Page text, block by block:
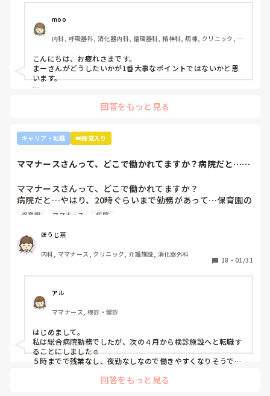
い』『一人を持って看護のつながりを持って』ということで
受け持ち1人になりました。
複数受け持ちに戻るよう、1ヶ月間1年目のように勉強したり
と業務に臨んできました。
そして最近師長さんに『君は病棟勤務よりも外来とか健診セ
ンターとかのほうがいいのでは？ウチの部署もスタッフが足
りないから育てる余裕が足りない。前向きに捉えて看護師は
いろんな働き方あるよ』と部署は決まってませんが、異動確
り、看護のつながりが無かったことは自分でも反省していま
すし、今後成長させていきたいなと思っています。
いないです。
るかな？』『自分ならそこまでされたら辞めるよ』とのこ
と。
師長さんの言ってることも確かに理解できますが
てないですし、病棟での臨床経験を積んで学んでいきたいと
気持ちがあります。
・転職する
moo
内科, 呼吸器科, 消化器内科, 循環器科, 精神科, 病棟, クリニック, リ
こんにちは、お疲れさまです。
まーさんがどうしたいかが1番大事なポイントではないかと思
います。
アややることが多くて忙しくても、人間関係は良好でも、どう
外来や検診センターは、また病棟とは全然違う業務になるの
で、病棟での臨床経験を積みたい気持ちがあるのであれば、ご
きな病院だとどうしても異動で行きたくない場所に行かされて
病院も規模やいろいろ取り組んでいることが違うので、探して
みるとおもしろいですよ。ただ、転職するなら3年は基礎をつ
けてもいいのかなと思います。中途採用は即戦力を期待されま
回答をもっと見る
キャリア・転職 👑殿堂入り
ママナースさんって、どこで働かれてますか？病院だと…や
ママナースさんって、どこで働かれてますか？
病院だと…やはり、20時ぐらいまで勤務があって…保育園の
お迎えが間に合わないことが多くて…
保育園 ママナース 病院
ほうじ茶
内科, ママナース, クリニック, 介護施設, 消化器外科
18 ・ 01/31
アル
ママナース, 検診・健診
はじめまして。
私は総合病院勤務でしたが、次の４月から検診施設へと転職す
ることにしました☺️
５時までで残業なし、夜勤なしなので働きやすくなりそうです
回答をもっと見る